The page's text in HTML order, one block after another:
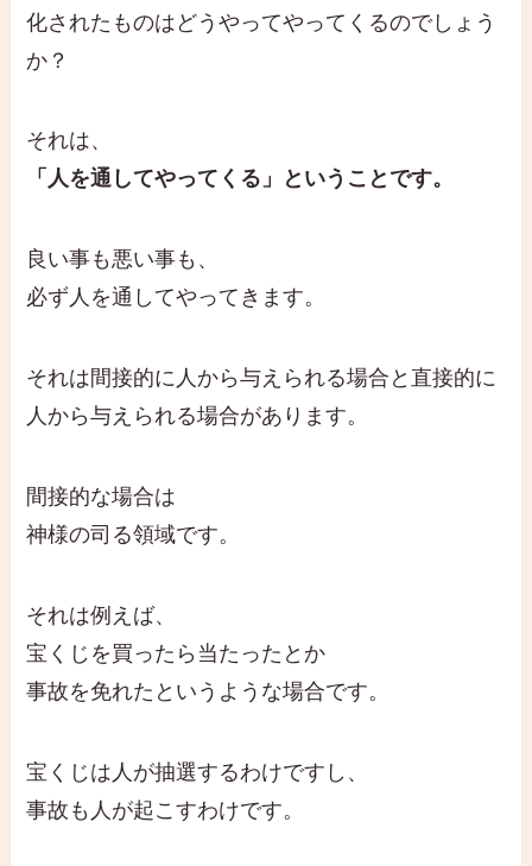
化されたものはどうやってやってくるのでしょう
か？
それは、
「人を通してやってくる」ということです。
良い事も悪い事も、
必ず人を通してやってきます。
それは間接的に人から与えられる場合と直接的に
人から与えられる場合があります。
間接的な場合は
神様の司る領域です。
それは例えば、
宝くじを買ったら当たったとか
事故を免れたというような場合です。
宝くじは人が抽選するわけですし、
事故も人が起こすわけです。